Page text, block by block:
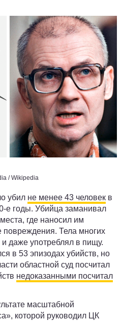
/ Wikipedia
убил не менее 43 человек в
е годы. Убийца заманивал
где наносил им
Тела многих
даже употреблял в пищу.
в 53 эпизодах убийств, но
областной суд посчитал
недоказанными посчитал
масштабной
которой руководил ЦК